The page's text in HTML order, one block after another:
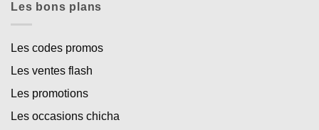
Les bons plans
Les codes promos
Les ventes flash
Les promotions
Les occasions chicha